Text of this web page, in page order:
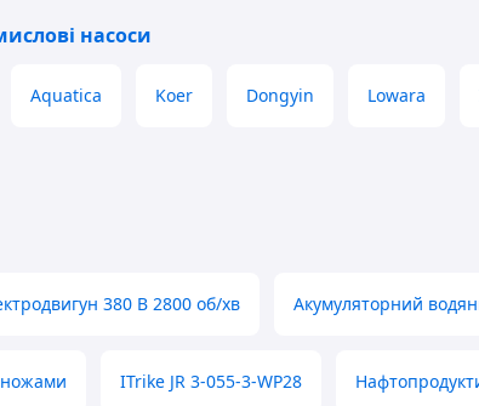
рідини в робоче колесо виробництва Віпом,
25 сСт і щільністю до 888 кг/м3.
насоси
Aquatica Koer Dongyin Lowara
380 В 2800 об/хв Акумуляторний
ITrike JR 3-055-3-WP28